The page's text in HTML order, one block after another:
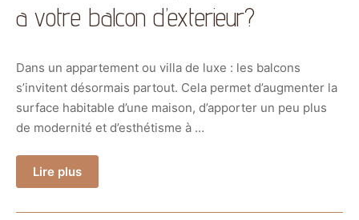
a votre balcon d’exterieur?
Dans un appartement ou villa de luxe : les balcons
s’invitent désormais partout. Cela permet d’augmenter la
surface habitable d’une maison, d’apporter un peu plus
de modernité et d’esthétisme à …
Lire plus